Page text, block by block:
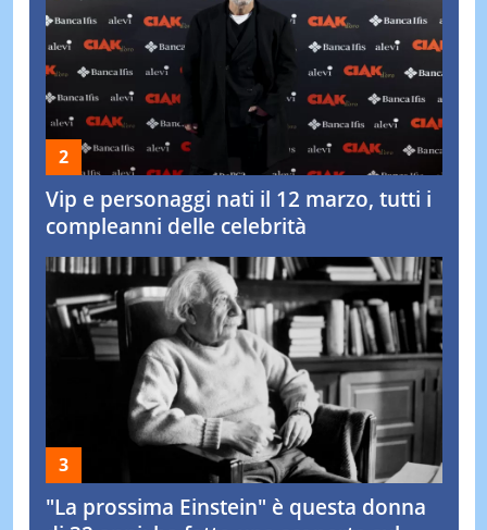
Vip e personaggi nati il 12 marzo, tutti i
compleanni delle celebrità
"La prossima Einstein" è questa donna